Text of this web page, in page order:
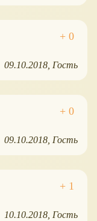
09.10.2018 Гость
09.10.2018 Гость
10.10.2018 Гость